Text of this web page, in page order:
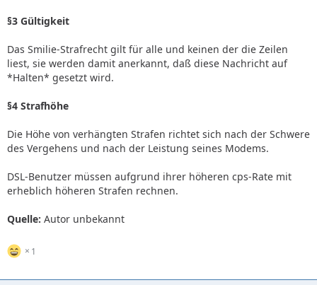
§3 Gültigkeit
Das Smilie-Strafrecht gilt für alle und keinen der die Zeilen
liest, sie werden damit anerkannt, daß diese Nachricht auf
*Halten* gesetzt wird.
§4 Strafhöhe
Die Höhe von verhängten Strafen richtet sich nach der Schwere
des Vergehens und nach der Leistung seines Modems.
DSL-Benutzer müssen aufgrund ihrer höheren cps-Rate mit
erheblich höheren Strafen rechnen.
Quelle: Autor unbekannt
1